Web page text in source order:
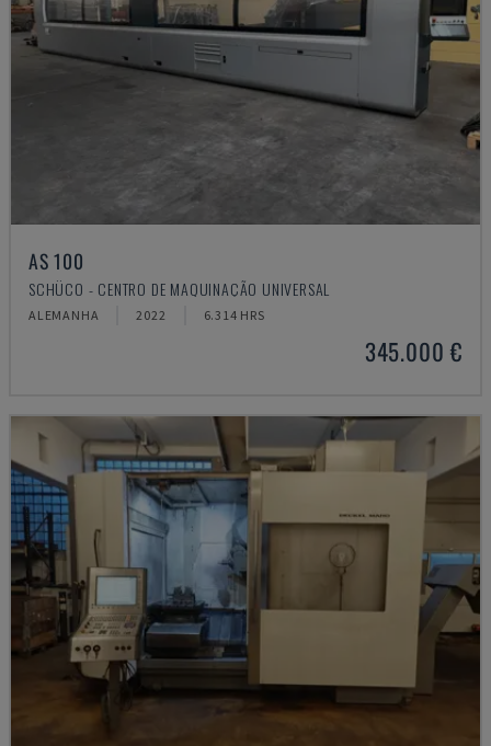
AS 100
SCHÜCO - CENTRO DE MAQUINAÇÃO UNIVERSAL
ALEMANHA 2022 6.314 HRS
345.000 €